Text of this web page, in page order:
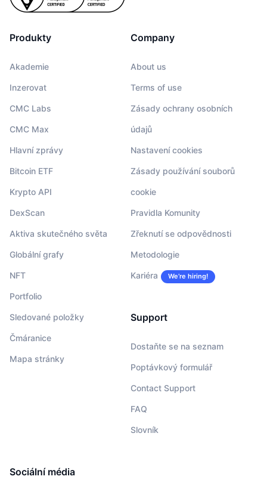
Produkty
Akademie
Inzerovat
CMC Labs
CMC Max
Hlavní zprávy
Bitcoin ETF
Krypto API
DexScan
Aktiva skutečného světa
Globální grafy
NFT
Portfolio
Sledované položky
Čmáranice
Mapa stránky
Company
About us
Terms of use
Zásady ochrany osobních
údajů
Nastavení cookies
Zásady používání souborů
cookie
Pravidla Komunity
Zřeknutí se odpovědnosti
Metodologie
Kariéra We’re hiring!
Support
Dostaňte se na seznam
Poptávkový formulář
Contact Support
FAQ
Slovník
Sociální média